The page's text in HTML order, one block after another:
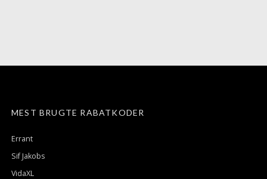
MEST BRUGTE RABATKODER
Errant
Sif Jakobs
VidaXL